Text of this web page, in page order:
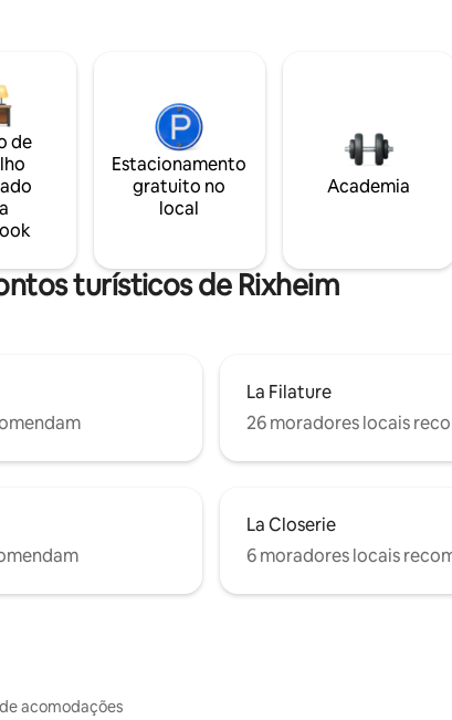
de
Estacionamento
gratuito no
local
Academia
turísticos de Rixheim
La Filature
26 moradores locais
La Closerie
6 moradores locais
acomodações